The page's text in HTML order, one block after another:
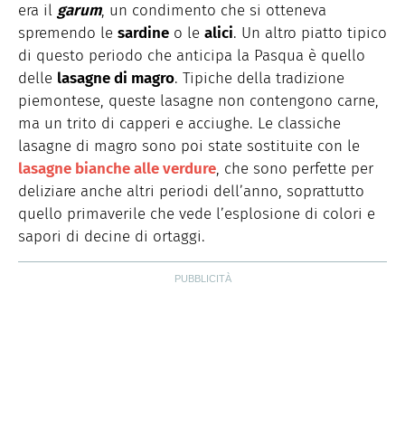
era il garum, un condimento che si otteneva
spremendo le sardine o le alici. Un altro piatto tipico
di questo periodo che anticipa la Pasqua è quello
delle lasagne di magro. Tipiche della tradizione
piemontese, queste lasagne non contengono carne,
ma un trito di capperi e acciughe. Le classiche
lasagne di magro sono poi state sostituite con le
lasagne bianche alle verdure, che sono perfette per
deliziare anche altri periodi dell’anno, soprattutto
quello primaverile che vede l’esplosione di colori e
sapori di decine di ortaggi.